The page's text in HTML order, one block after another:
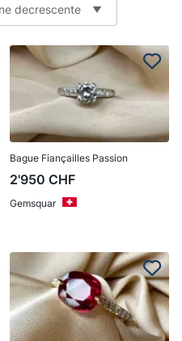
decrescente
Bague Fiançailles Passion
2'950 CHF
Gemsquar